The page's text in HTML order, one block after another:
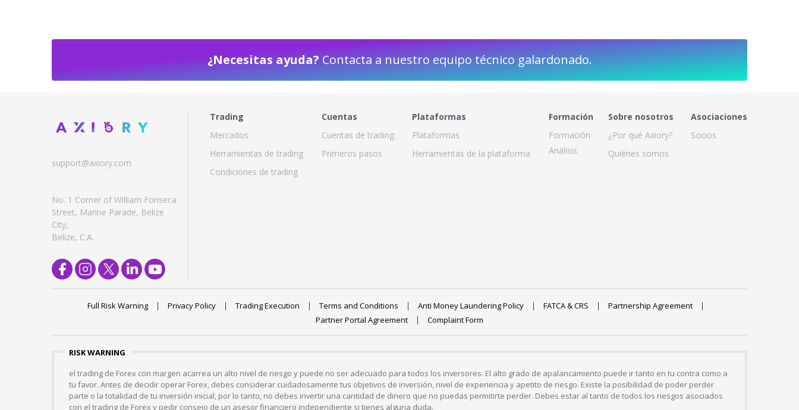
¿Necesitas ayuda?Contacta a nuestro equipo técnico galardonado.
support@axiory.com
No. 1 Corner of William Fonseca
Street, Marine Parade, Belize
City,
Belize, C.A.
Trading
Mercados
Herramientas de trading
Condiciones de trading
Cuentas
Cuentas de trading
Primeros pasos
Plataformas
Plataformas
Herramientas de la plataforma
Formación
Formación
Análisis
Sobre nosotros
¿Por qué Axiory?
Quiénes somos
Asociaciones
Socios
Full Risk Warning Privacy Policy Trading Execution Terms and Conditions Anti Money Laundering Policy FATCA & CRS
Partnership Agreement
Partner Portal Agreement
Complaint Form
RISK WARNING
el trading de Forex con margen acarrea un alto nivel de riesgo y puede no ser adecuado para todos los inversores. El alto grado de apalancamiento puede ir tanto en tu contra como a
tu favor. Antes de decidir operar Forex, debes considerar cuidadosamente tus objetivos de inversión, nivel de experiencia y apetito de riesgo. Existe la posibilidad de poder perder
parte o la totalidad de tu inversión inicial, por lo tanto, no debes invertir una cantidad de dinero que no puedas permitirte perder. Debes estar al tanto de todos los riesgos asociados
con el trading de Forex y pedir consejo de un asesor financiero independiente si tienes alguna duda.